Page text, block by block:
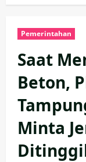
Pemerintahan
Saat
Beton,
Minta